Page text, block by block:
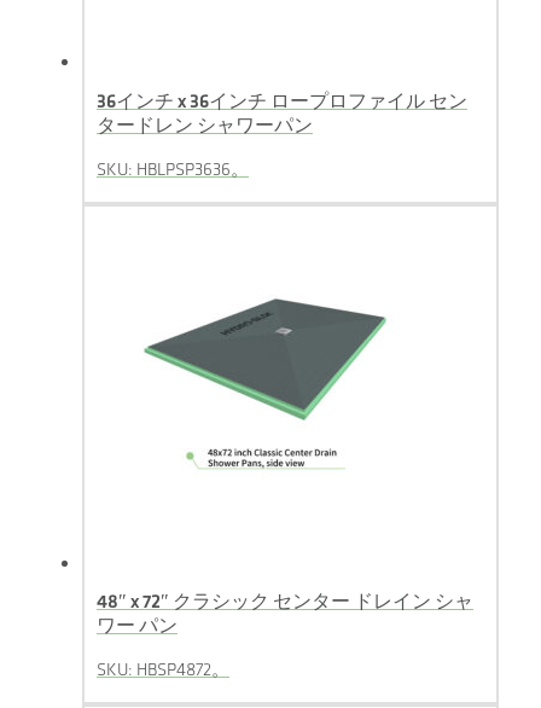
36インチ x 36インチ ロープロファイル セン
タードレン シャワーパン
SKU: HBLPSP3636。
48″ x 72″ クラシック センター ドレイン シャ
ワー パン
SKU: HBSP4872。